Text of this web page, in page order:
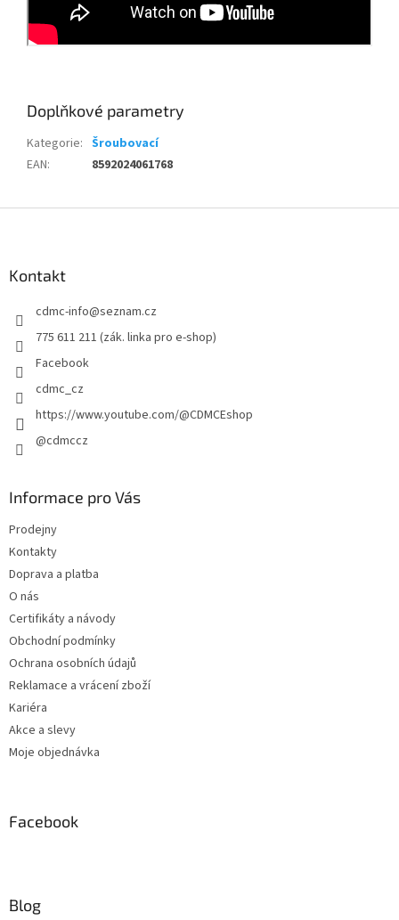
Doplňkové parametry
Kategorie: Šroubovací
EAN: 8592024061768
Kontakt
cdmc-info@seznam.cz
775 611 211 (zák. linka pro e-shop)
Facebook
cdmc_cz
https://www.youtube.com/@CDMCEshop
@cdmccz
Informace pro Vás
Prodejny
Kontakty
Doprava a platba
O nás
Certifikáty a návody
Obchodní podmínky
Ochrana osobních údajů
Reklamace a vrácení zboží
Kariéra
Akce a slevy
Moje objednávka
Facebook
Blog